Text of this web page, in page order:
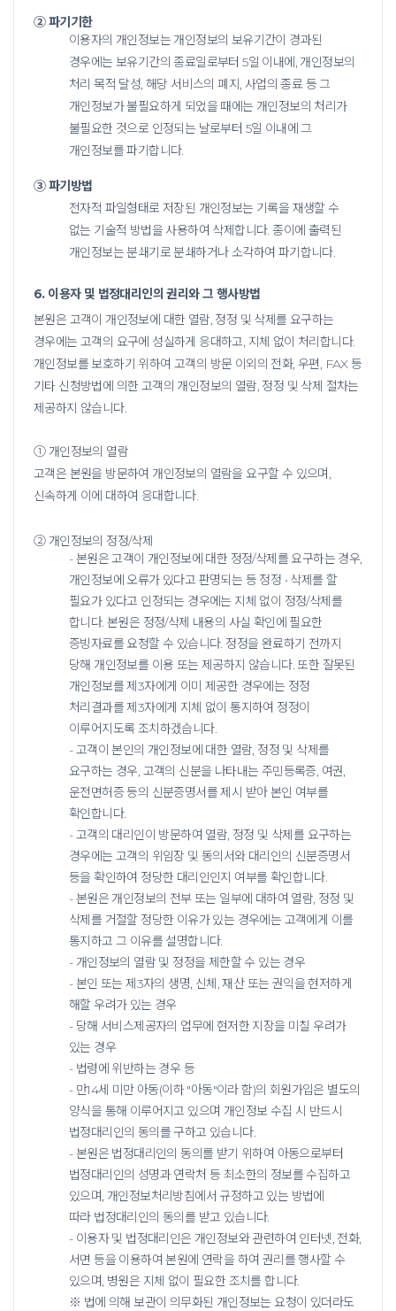
② 파기기한
이용자의 개인정보는 개인정보의 보유기간이 경과된
경우에는 보유기간의 종료일로부터 5일 이내에, 개인정보의
처리 목적 달성, 해당 서비스의 폐지, 사업의 종료 등 그
개인정보가 불필요하게 되었을 때에는 개인정보의 처리가
불필요한 것으로 인정되는 날로부터 5일 이내에 그
개인정보를 파기합니다.
③ 파기방법
전자적 파일형태로 저장된 개인정보는 기록을 재생할 수
없는 기술적 방법을 사용하여 삭제합니다. 종이에 출력된
개인정보는 분쇄기로 분쇄하거나 소각하여 파기합니다.
6. 이용자 및 법정대리인의 권리와 그 행사방법
본원은 고객이 개인정보에 대한 열람, 정정 및 삭제를 요구하는
경우에는 고객의 요구에 성실하게 응대하고, 지체 없이 처리합니다.
개인정보를 보호하기 위하여 고객의 방문 이외의 전화, 우편, FAX 등
기타 신청방법에 의한 고객의 개인정보의 열람, 정정 및 삭제 절차는
제공하지 않습니다.
① 개인정보의 열람
고객은 본원을 방문하여 개인정보의 열람을 요구할 수 있으며,
신속하게 이에 대하여 응대합니다.
② 개인정보의 정정/삭제
- 본원은 고객이 개인정보에 대한 정정/삭제를 요구하는 경우,
개인정보에 오류가 있다고 판명되는 등 정정 • 삭제를 할
필요가 있다고 인정되는 경우에는 지체 없이 정정/삭제를
합니다. 본원은 정정/삭제 내용의 사실 확인에 필요한
증빙자료를 요청할 수 있습니다. 정정을 완료하기 전까지
당해 개인정보를 이용 또는 제공하지 않습니다. 또한 잘못된
개인정보를 제3자에게 이미 제공한 경우에는 정정
처리결과를 제3자에게 지체 없이 통지하여 정정이
이루어지도록 조치하겠습니다.
- 고객이 본인의 개인정보에 대한 열람, 정정 및 삭제를
요구하는 경우, 고객의 신분을 나타내는 주민등록증, 여권,
운전면허증 등의 신분증명서를 제시 받아 본인 여부를
확인합니다.
- 고객의 대리인이 방문하여 열람, 정정 및 삭제를 요구하는
경우에는 고객의 위임장 및 동의서와 대리인의 신분증명서
등을 확인하여 정당한 대리인인지 여부를 확인합니다.
- 본원은 개인정보의 전부 또는 일부에 대하여 열람, 정정 및
삭제를 거절할 정당한 이유가 있는 경우에는 고객에게 이를
통지하고 그 이유를 설명합니다.
- 개인정보의 열람 및 정정을 제한할 수 있는 경우
- 본인 또는 제3자의 생명, 신체, 재산 또는 권익을 현저하게
해할 우려가 있는 경우
- 당해 서비스제공자의 업무에 현저한 지장을 미칠 우려가
있는 경우
- 법령에 위반하는 경우 등
- 만14세 미만 아동(이하 "아동"이라 함)의 회원가입은 별도의
양식을 통해 이루어지고 있으며 개인정보 수집 시 반드시
법정대리인의 동의를 구하고 있습니다.
- 본원은 법정대리인의 동의를 받기 위하여 아동으로부터
법정대리인의 성명과 연락처 등 최소한의 정보를 수집하고
있으며, 개인정보처리방침에서 규정하고 있는 방법에
따라 법정대리인의 동의를 받고 있습니다.
- 이용자 및 법정대리인은 개인정보와 관련하여 인터넷, 전화,
서면 등을 이용하여 본원에 연락을 하여 권리를 행사할 수
있으며, 병원은 지체 없이 필요한 조치를 합니다.
※ 법에 의해 보관이 의무화된 개인정보는 요청이 있더라도